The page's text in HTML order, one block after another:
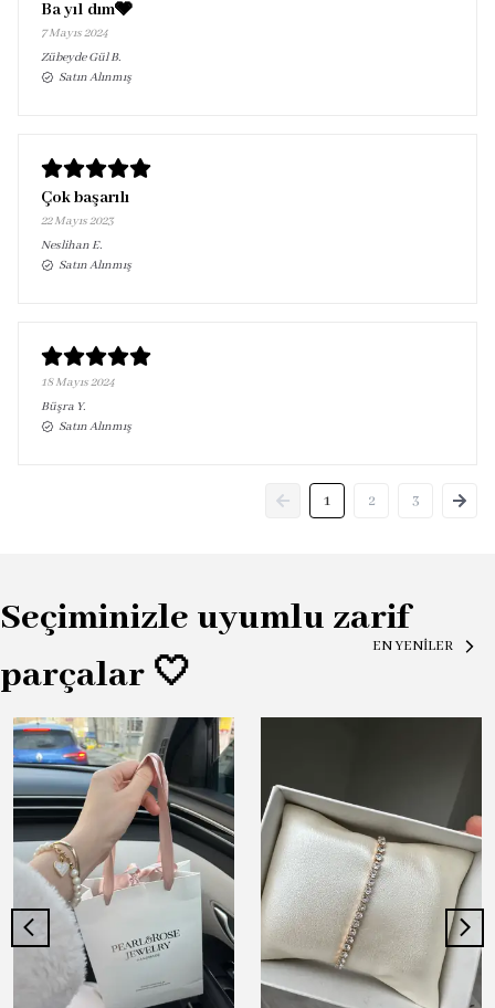
Ba yıl dım🩶
7 Mayıs 2024
Zübeyde GülB.
Satın Alınmış
Çok başarılı
22 Mayıs 2023
NeslihanE.
Satın Alınmış
18 Mayıs 2024
Büşra Y.
Satın Alınmış
1 2 3
Seçiminizle uyumlu zarif
parçalar 🤍
EN YENİLER